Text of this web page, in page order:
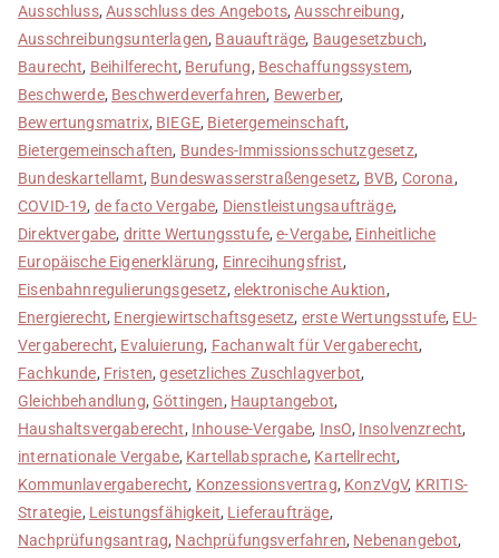
Ausschluss,Ausschluss des Angebots,Ausschreibung,
Ausschreibungsunterlagen, Bauaufträge, Baugesetzbuch,
Baurecht, Beihilferecht, Berufung, Beschaffungssystem,
Beschwerde, Beschwerdeverfahren, Bewerber,
Bewertungsmatrix, BIEGE, Bietergemeinschaft,
Bietergemeinschaften, Bundes-Immissionsschutzgesetz,
Bundeskartellamt, Bundeswasserstraßengesetz, BVB, Corona,
COVID-19, de facto Vergabe, Dienstleistungsaufträge,
Direktvergabe, dritte Wertungsstufe,e-Vergabe, Einheitliche
Europäische Eigenerklärung, Einrecihungsfrist,
Eisenbahnregulierungsgesetz, elektronische Auktion,
Energierecht, Energiewirtschaftsgesetz, erste Wertungsstufe, EU-
Vergaberecht, Evaluierung, Fachanwalt für Vergaberecht,
Fachkunde, Fristen,gesetzliches Zuschlagverbot,
Gleichbehandlung, Göttingen, Hauptangebot,
Haushaltsvergaberecht, Inhouse-Vergabe, InsO, Insolvenzrecht,
internationale Vergabe, Kartellabsprache, Kartellrecht,
Kommunlavergaberecht, Konzessionsvertrag, KonzVgV, KRITIS-
Strategie, Leistungsfähigkeit, Lieferaufträge,
Nachprüfungsantrag, Nachprüfungsverfahren, Nebenangebot,